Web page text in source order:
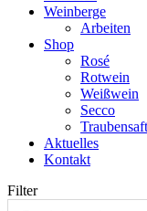
Weinberge
Arbeiten
Shop
Rosé
Rotwein
Weißwein
Secco
Traubensaft
Aktuelles
Kontakt
Filter